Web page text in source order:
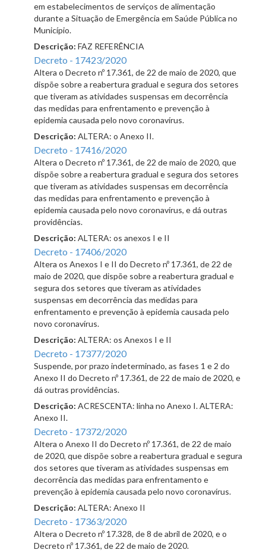
em estabelecimentos de serviços de alimentação
durante a Situação de Emergência em Saúde Pública no
Município.
Descrição: FAZ REFERÊNCIA
Decreto - 17423/2020
Altera o Decreto nº 17.361, de 22 de maio de 2020, que
dispõe sobre a reabertura gradual e segura dos setores
que tiveram as atividades suspensas em decorrência
das medidas para enfrentamento e prevenção à
epidemia causada pelo novo coronavírus.
Descrição: ALTERA: o Anexo II.
Decreto - 17416/2020
Altera o Decreto nº 17.361, de 22 de maio de 2020, que
dispõe sobre a reabertura gradual e segura dos setores
que tiveram as atividades suspensas em decorrência
das medidas para enfrentamento e prevenção à
epidemia causada pelo novo coronavírus, e dá outras
providências.
Descrição: ALTERA: os anexos I e II
Decreto - 17406/2020
Altera os Anexos I e II do Decreto nº 17.361, de 22 de
maio de 2020, que dispõe sobre a reabertura gradual e
segura dos setores que tiveram as atividades
suspensas em decorrência das medidas para
enfrentamento e prevenção à epidemia causada pelo
novo coronavírus.
Descrição: ALTERA: os Anexos I e II
Decreto - 17377/2020
Suspende, por prazo indeterminado, as fases 1 e 2 do
Anexo II do Decreto nº 17.361, de 22 de maio de 2020, e
dá outras providências.
Descrição: ACRESCENTA: linha no Anexo I. ALTERA:
Anexo II.
Decreto - 17372/2020
Altera o Anexo II do Decreto nº 17.361, de 22 de maio
de 2020, que dispõe sobre a reabertura gradual e segura
dos setores que tiveram as atividades suspensas em
decorrência das medidas para enfrentamento e
prevenção à epidemia causada pelo novo coronavírus.
Descrição: ALTERA: Anexo II
Decreto - 17363/2020
Altera o Decreto nº 17.328, de 8 de abril de 2020, e o
Decreto nº 17.361, de 22 de maio de 2020.